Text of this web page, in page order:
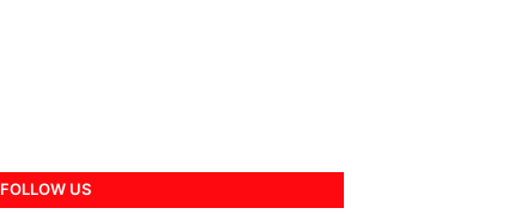
FOLLOW US